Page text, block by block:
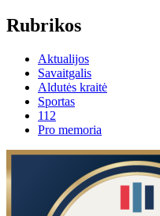
Rubrikos
Aktualijos
Savaitgalis
Aldutės kraitė
Sportas
112
Pro memoria